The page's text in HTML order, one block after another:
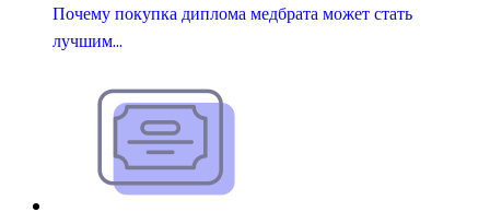
Почему покупка диплома медбрата может стать
лучшим…